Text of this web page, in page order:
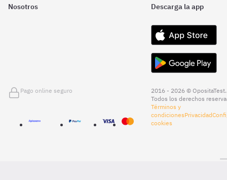
Nosotros Descarga la app
Pago online seguro
2016 - 2026 © OpositaTest.
Todos los derechos
Términos y
condicionesPrivacidad
cookies